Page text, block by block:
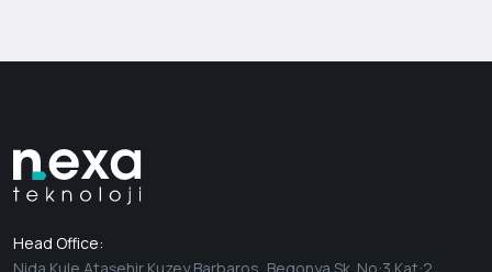
Head Office:
Nida Kule Ataşehir Kuzey Barbaros, Begonya Sk. No:3 Kat:2,